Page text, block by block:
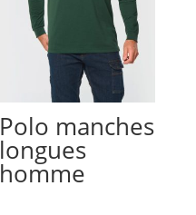
Polo manches
longues
homme